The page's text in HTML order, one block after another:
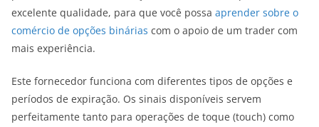
excelente qualidade, para que você possa aprender sobre o
comércio de opções binárias com o apoio de um trader com
mais experiência.
Este fornecedor funciona com diferentes tipos de opções e
períodos de expiração. Os sinais disponíveis servem
perfeitamente tanto para operações de toque (touch) como